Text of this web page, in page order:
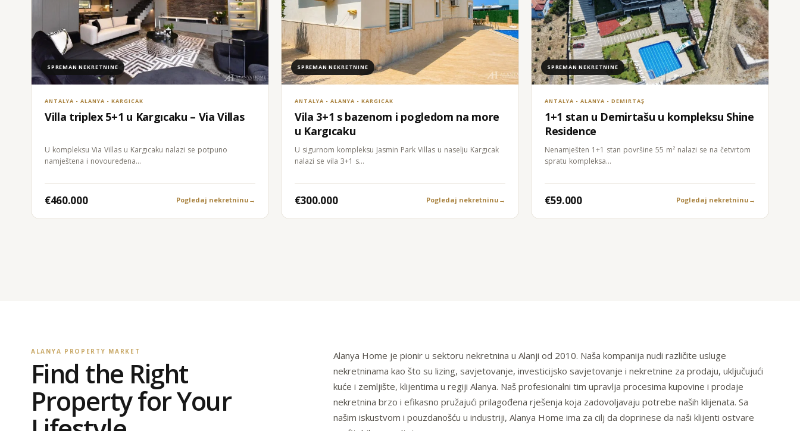
SPREMAN NEKRETNINE
ANTALYA - ALANYA - KARGICAK
Villa triplex 5+1 u Kargıcaku – Via Villas
U kompleksu Via Villas u Kargıcaku nalazi se potpuno
namještena i novouređena…
€460.000 Pogledaj nekretninu →
SPREMAN NEKRETNINE
ANTALYA - ALANYA - KARGICAK
Vila 3+1 s bazenom i pogledom na more
u Kargıcaku
U sigurnom kompleksu Jasmin Park Villas u naselju Kargıcak
nalazi se vila 3+1 s…
€300.000 Pogledaj nekretninu →
SPREMAN NEKRETNINE
ANTALYA - ALANYA - DEMIRTAŞ
1+1 stan u Demirtašu u kompleksu Shine
Residence
Nenamješten 1+1 stan površine 55 m² nalazi se na četvrtom
spratu kompleksa…
€59.000 Pogledaj nekretninu →
ALANYA PROPERTY MARKET
Find the Right
Property for Your
Alanya Home je pionir u sektoru nekretnina u Alanji od 2010. Naša kompanija nudi različite usluge
nekretninama kao što su lizing, savjetovanje, investicijsko savjetovanje i nekretnine za prodaju, uključujući
kuće i zemljište, klijentima u regiji Alanya. Naš profesionalni tim upravlja procesima kupovine i prodaje
nekretnina brzo i efikasno pružajući prilagođena rješenja koja zadovoljavaju potrebe naših klijenata. Sa
našim iskustvom i pouzdanošću u industriji, Alanya Home ima za cilj da doprinese da naši klijenti ostvare